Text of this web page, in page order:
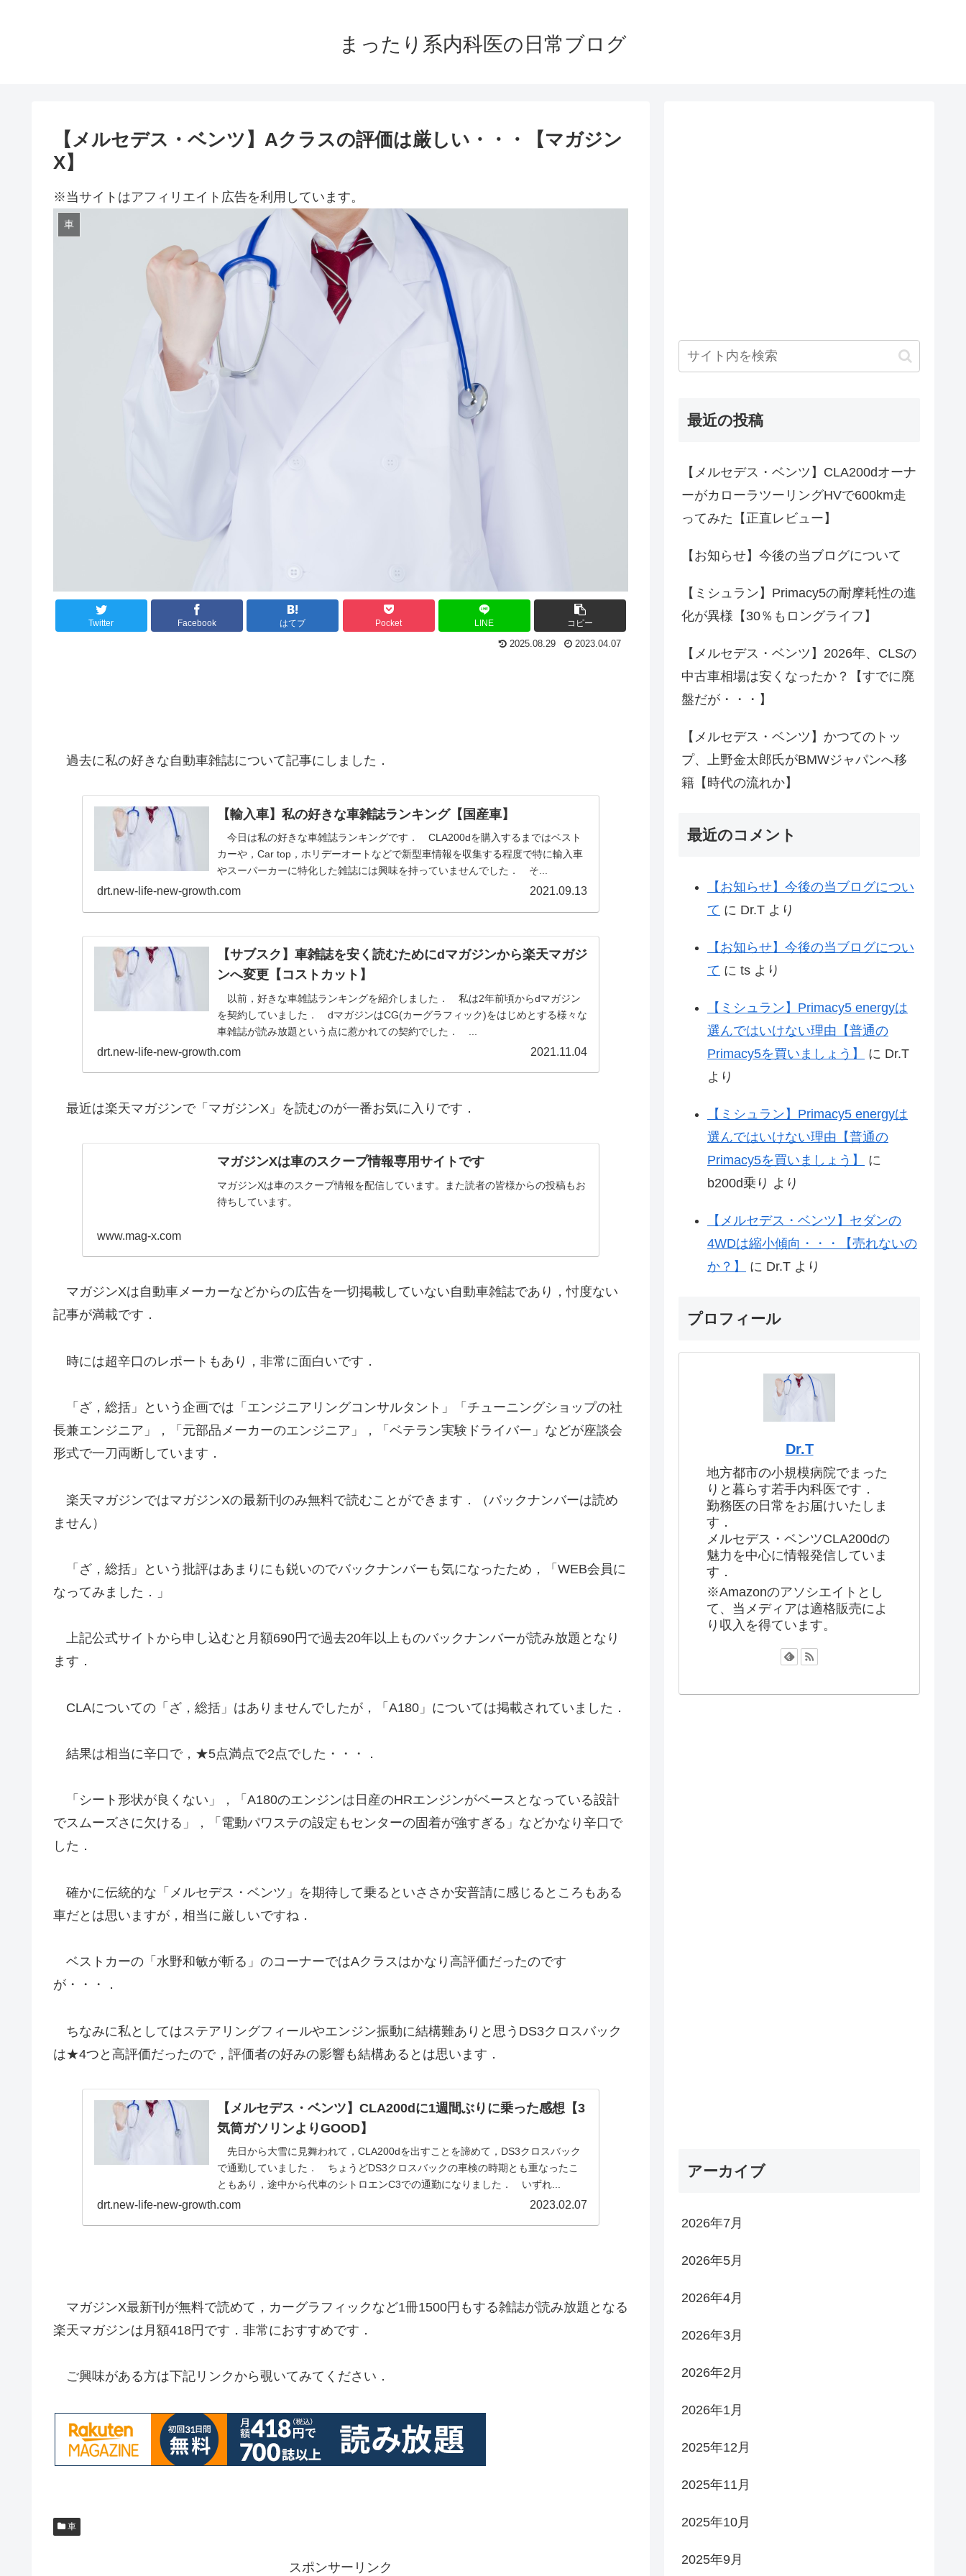
まったり系内科医の日常ブログ
【メルセデス・ベンツ】Aクラスの評価は厳しい・・・【マガジン
X】
※当サイトはアフィリエイト広告を利用しています。
車
Twitter Facebook はてブ Pocket LINE コピー
2025.08.29 2023.04.07
過去に私の好きな自動車雑誌について記事にしました．
【輸入車】私の好きな車雑誌ランキング【国産車】
今日は私の好きな車雑誌ランキングです． CLA200dを購入するまではベスト
カーや，Car top，ホリデーオートなどで新型車情報を収集する程度で特に輸入車
やスーパーカーに特化した雑誌には興味を持っていませんでした． そ...
drt.new-life-new-growth.com 2021.09.13
【サブスク】車雑誌を安く読むためにdマガジンから楽天マガジ
ンへ変更【コストカット】
以前，好きな車雑誌ランキングを紹介しました． 私は2年前頃からdマガジン
を契約していました． dマガジンはCG(カーグラフィック)をはじめとする様々な
車雑誌が読み放題という点に惹かれての契約でした． ...
drt.new-life-new-growth.com 2021.11.04
最近は楽天マガジンで「マガジンX」を読むのが一番お気に入りです．
マガジンXは車のスクープ情報専用サイトです
マガジンXは車のスクープ情報を配信しています。また読者の皆様からの投稿もお
待ちしています。
www.mag-x.com
マガジンXは自動車メーカーなどからの広告を一切掲載していない自動車雑誌であり，忖度ない
記事が満載です．
時には超辛口のレポートもあり，非常に面白いです．
「ざ，総括」という企画では「エンジニアリングコンサルタント」「チューニングショップの社
長兼エンジニア」，「元部品メーカーのエンジニア」，「ベテラン実験ドライバー」などが座談会
形式で一刀両断しています．
楽天マガジンではマガジンXの最新刊のみ無料で読むことができます．（バックナンバーは読め
ません）
「ざ，総括」という批評はあまりにも鋭いのでバックナンバーも気になったため，「WEB会員に
なってみました．」
上記公式サイトから申し込むと月額690円で過去20年以上ものバックナンバーが読み放題となり
ます．
CLAについての「ざ，総括」はありませんでしたが，「A180」については掲載されていました．
結果は相当に辛口で，★5点満点で2点でした・・・．
「シート形状が良くない」，「A180のエンジンは日産のHRエンジンがベースとなっている設計
でスムーズさに欠ける」，「電動パワステの設定もセンターの固着が強すぎる」などかなり辛口で
した．
確かに伝統的な「メルセデス・ベンツ」を期待して乗るといささか安普請に感じるところもある
車だとは思いますが，相当に厳しいですね．
ベストカーの「水野和敏が斬る」のコーナーではAクラスはかなり高評価だったのです
が・・・．
ちなみに私としてはステアリングフィールやエンジン振動に結構難ありと思うDS3クロスバック
は★4つと高評価だったので，評価者の好みの影響も結構あるとは思います．
【メルセデス・ベンツ】CLA200dに1週間ぶりに乗った感想【3
気筒ガソリンよりGOOD】
先日から大雪に見舞われて，CLA200dを出すことを諦めて，DS3クロスバック
で通勤していました． ちょうどDS3クロスバックの車検の時期とも重なったこ
ともあり，途中から代車のシトロエンC3での通勤になりました． いずれ...
drt.new-life-new-growth.com 2023.02.07
マガジンX最新刊が無料で読めて，カーグラフィックなど1冊1500円もする雑誌が読み放題となる
楽天マガジンは月額418円です．非常におすすめです．
ご興味がある方は下記リンクから覗いてみてください．
車
スポンサーリンク
最近の投稿
【メルセデス・ベンツ】CLA200dオーナ
ーがカローラツーリングHVで600km走
ってみた【正直レビュー】
【お知らせ】今後の当ブログについて
【ミシュラン】Primacy5の耐摩耗性の進
化が異様【30％もロングライフ】
【メルセデス・ベンツ】2026年、CLSの
中古車相場は安くなったか？【すでに廃
盤だが・・・】
【メルセデス・ベンツ】かつてのトッ
プ、上野金太郎氏がBMWジャパンへ移
籍【時代の流れか】
最近のコメント
【お知らせ】今後の当ブログについ
て に Dr.T より
【お知らせ】今後の当ブログについ
て に ts より
【ミシュラン】Primacy5 energyは
選んではいけない理由【普通の
Primacy5を買いましょう】
に Dr.T
より
【ミシュラン】Primacy5 energyは
選んではいけない理由【普通の
Primacy5を買いましょう】
に
b200d乗り より
【メルセデス・ベンツ】セダンの
4WDは縮小傾向・・・【売れないの
か？】
に Dr.T より
プロフィール
Dr.T
地方都市の小規模病院でまった
りと暮らす若手内科医です．
勤務医の日常をお届けいたしま
す．
メルセデス・ベンツCLA200dの
魅力を中心に情報発信していま
す．
※Amazonのアソシエイトとし
て、当メディアは適格販売によ
り収入を得ています。
アーカイブ
2026年7月
2026年5月
2026年4月
2026年3月
2026年2月
2026年1月
2025年12月
2025年11月
2025年10月
2025年9月